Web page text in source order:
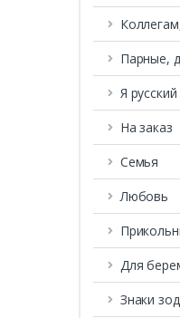
Парные,
Я русский
На заказ
Семья
Любовь
Для
Знаки